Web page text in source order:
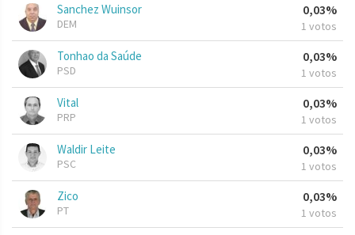
Sanchez Wuinsor
DEM
0,03%
1 votos
Tonhao da Saúde
PSD
0,03%
1 votos
Vital
PRP
0,03%
1 votos
Waldir Leite
PSC
0,03%
1 votos
Zico
PT
0,03%
1 votos